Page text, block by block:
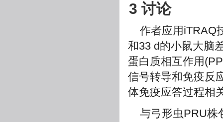
3 讨论
作者应用iTRAQ
和33 d的小鼠大脑
蛋白质相互作用
信号转导和免疫反
体免疫应答过程相
与弓形虫PRU株